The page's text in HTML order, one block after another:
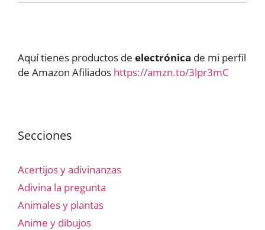
Aquí tienes productos de electrónica de mi perfil
de Amazon Afiliados https://amzn.to/3lpr3mC
Secciones
Acertijos y adivinanzas
Adivina la pregunta
Animales y plantas
Anime y dibujos